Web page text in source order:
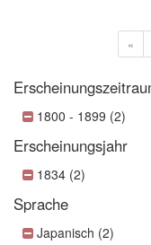
«
1800 - 1899 (2)
Erscheinungsjahr
1834 (2)
Sprache
Japanisch (2)